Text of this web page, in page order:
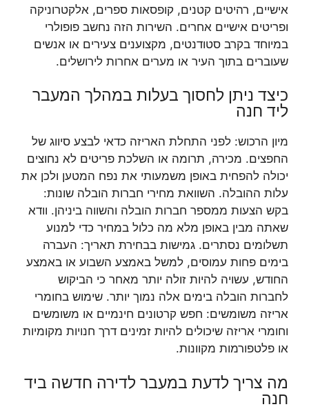
אישיים, רהיטים קטנים, קופסאות ספרים, אלקטרוניקה
ופריטים אישיים אחרים. השירות הזה נחשב פופולרי
במיוחד בקרב סטודנטים, מקצוענים צעירים או אנשים
שעוברים בתוך העיר או מערים אחרות לירושלים.
כיצד ניתן לחסוך בעלות במהלך המעבר
ליד חנה
מיון הרכוש: לפני התחלת האריזה כדאי לבצע סיווג של
החפצים. מכירה, תרומה או השלכת פריטים לא נחוצים
יכולה להפחית באופן משמעותי את נפח המטען ולכן את
עלות ההובלה. השוואת מחירי חברות הובלה שונות:
בקש הצעות ממספר חברות הובלה והשווה ביניהן. וודא
שאתה מבין באופן מלא מה כלול במחיר כדי למנוע
תשלומים נסתרים. גמישות בבחירת תאריך: העברה
בימים פחות עמוסים, למשל באמצע השבוע או באמצע
החודש, עשויה להיות זולה יותר מאחר כי הביקוש
לחברות הובלה בימים אלה נמוך יותר. שימוש בחומרי
אריזה משומשים: חפש קרטונים חינמיים או משומשים
וחומרי אריזה שיכולים להיות זמינים דרך חנויות מקומיות
או פלטפורמות מקוונות.
מה צריך לדעת במעבר לדירה חדשה ביד
חנה